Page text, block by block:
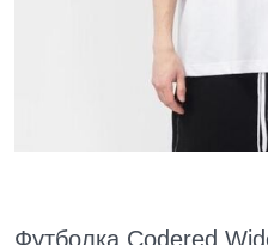
Футболка Codered